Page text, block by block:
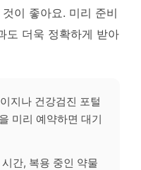
이 좋아요. 미리 준비
도 더욱 정확하게 받아
지나 건강검진 포털
미리 예약하면 대기
간, 복용 중인 약물